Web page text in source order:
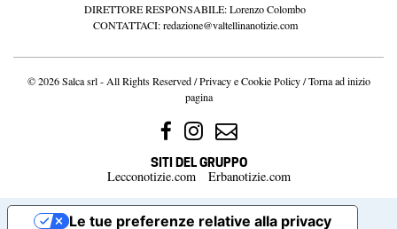
DIRETTORE RESPONSABILE: Lorenzo Colombo
CONTATTACI:redazione@valtellinanotizie.com
© 2026 Salca srl - All Rights Reserved /Privacy e Cookie Policy/Torna ad inizio
pagina
SITI DEL GRUPPO
Lecconotizie.com Erbanotizie.com
Le tue preferenze relative alla privacy